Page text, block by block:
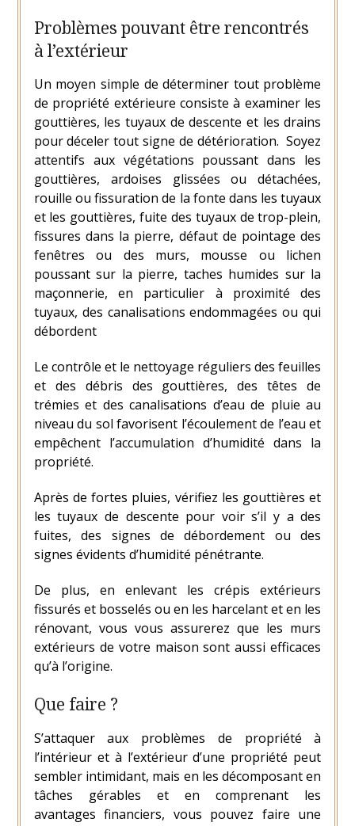
Problèmes pouvant être rencontrés
à l’extérieur
Un moyen simple de déterminer tout problème
de propriété extérieure consiste à examiner les
gouttières, les tuyaux de descente et les drains
pour déceler tout signe de détérioration. Soyez
attentifs aux végétations poussant dans les
gouttières, ardoises glissées ou détachées,
rouille ou fissuration de la fonte dans les tuyaux
et les gouttières, fuite des tuyaux de trop-plein,
fissures dans la pierre, défaut de pointage des
fenêtres ou des murs, mousse ou lichen
poussant sur la pierre, taches humides sur la
maçonnerie, en particulier à proximité des
tuyaux, des canalisations endommagées ou qui
débordent
Le contrôle et le nettoyage réguliers des feuilles
et des débris des gouttières, des têtes de
trémies et des canalisations d’eau de pluie au
niveau du sol favorisent l’écoulement de l’eau et
empêchent l’accumulation d’humidité dans la
propriété.
Après de fortes pluies, vérifiez les gouttières et
les tuyaux de descente pour voir s’il y a des
fuites, des signes de débordement ou des
signes évidents d’humidité pénétrante.
De plus, en enlevant les crépis extérieurs
fissurés et bosselés ou en les harcelant et en les
rénovant, vous vous assurerez que les murs
extérieurs de votre maison sont aussi efficaces
qu’à l’origine.
Que faire ?
S’attaquer aux problèmes de propriété à
l’intérieur et à l’extérieur d’une propriété peut
sembler intimidant, mais en les décomposant en
tâches gérables et en comprenant les
avantages financiers, vous pouvez faire une